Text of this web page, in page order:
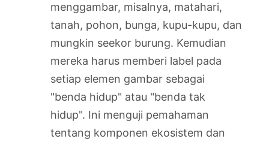
menggambar, misalnya, matahari,
tanah, pohon, bunga, kupu-kupu, dan
mungkin seekor burung. Kemudian
mereka harus memberi label pada
setiap elemen gambar sebagai
"benda hidup" atau "benda tak
hidup". Ini menguji pemahaman
tentang komponen ekosistem dan